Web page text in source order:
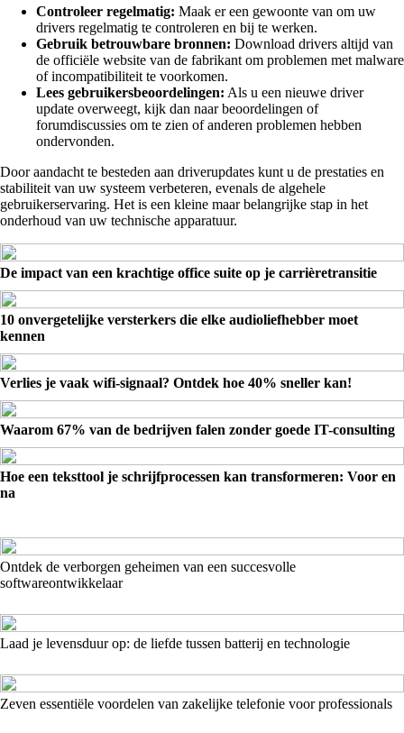
Controleer regelmatig: Maak er een gewoonte van om uw
drivers regelmatig te controleren en bij te werken.
Gebruik betrouwbare bronnen: Download drivers altijd van
de officiële website van de fabrikant om problemen met malware
of incompatibiliteit te voorkomen.
Lees gebruikersbeoordelingen: Als u een nieuwe driver
update overweegt, kijk dan naar beoordelingen of
forumdiscussies om te zien of anderen problemen hebben
ondervonden.
Door aandacht te besteden aan driverupdates kunt u de prestaties en
stabiliteit van uw systeem verbeteren, evenals de algehele
gebruikerservaring. Het is een kleine maar belangrijke stap in het
onderhoud van uw technische apparatuur.
De impact van een krachtige office suite op je carrièretransitie
10 onvergetelijke versterkers die elke audioliefhebber moet
kennen
Verlies je vaak wifi-signaal? Ontdek hoe 40% sneller kan!
Waarom 67% van de bedrijven falen zonder goede IT-consulting
Hoe een teksttool je schrijfprocessen kan transformeren: Voor en
na
Ontdek de verborgen geheimen van een succesvolle
softwareontwikkelaar
Laad je levensduur op: de liefde tussen batterij en technologie
Zeven essentiële voordelen van zakelijke telefonie voor professionals